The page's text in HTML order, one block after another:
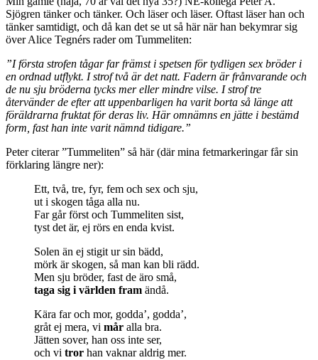
Sjögren tänker och tänker. Och läser och läser. Oftast läser han och
tänker samtidigt, och då kan det se ut så här när han bekymrar sig
över Alice Tegnérs rader om Tummeliten:
”I första strofen tågar far främst i spetsen för tydligen sex bröder i
en ordnad utflykt. I strof två är det natt. Fadern är frånvarande och
de nu sju bröderna tycks mer eller mindre vilse. I strof tre
återvänder de efter att uppenbarligen ha varit borta så länge att
föräldrarna fruktat för deras liv. Här omnämns en jätte i bestämd
form, fast han inte varit nämnd tidigare.”
Peter citerar ”Tummeliten” så här (där mina fetmarkeringar får sin
förklaring längre ner):
Ett, två, tre, fyr, fem och sex och sju,
ut i skogen tåga alla nu.
Far går först och Tummeliten sist,
tyst det är, ej rörs en enda kvist.
Solen än ej stigit ur sin bädd,
mörk är skogen, så man kan bli rädd.
Men sju bröder, fast de äro små,
taga sig i världen fram ändå.
Kära far och mor, godda’, godda’,
gråt ej mera, vi mår alla bra.
Jätten sover, han oss inte ser,
och vi tror han vaknar aldrig mer.